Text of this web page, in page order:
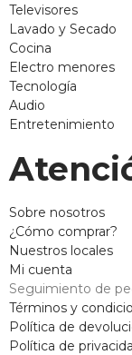
Televisores
Lavado y Secado
Cocina
Electro menores
Tecnología
Audio
Entretenimiento
Sobre nosotros
¿Cómo comprar?
Nuestros locales
Mi cuenta
Seguimiento de
Términos y
Política de
Política de